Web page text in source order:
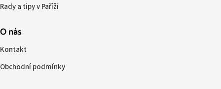
Rady a tipy v Paříži
O nás
Kontakt
Obchodní podmínky